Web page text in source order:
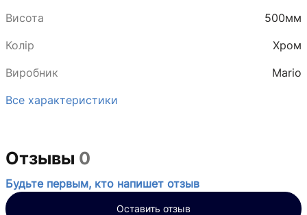
Висота
500мм
Колір
Хром
Виробник
Mario
Все характеристики
Отзывы 0
Будьте первым, кто напишет отзыв
Оставить отзыв